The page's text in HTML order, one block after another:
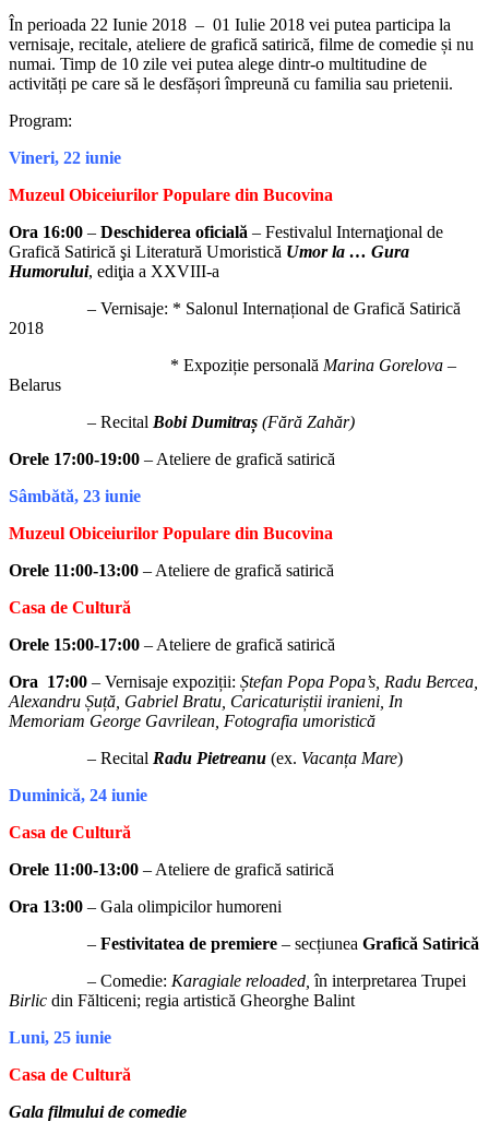
În perioada 22 Iunie 2018 – 01 Iulie 2018 vei putea participa la
vernisaje, recitale, ateliere de grafică satirică, filme de comedie și nu
numai. Timp de 10 zile vei putea alege dintr-o multitudine de
activități pe care să le desfășori împreună cu familia sau prietenii.
Program:
Vineri, 22 iunie
Muzeul Obiceiurilor Populare din Bucovina
Ora 16:00 – Deschiderea oficială – Festivalul Internaţional de
Grafică Satirică şi Literatură Umoristică Umor la … Gura
Humorului, ediţia a XXVIII-a
– Vernisaje: * Salonul Internațional de Grafică Satirică
2018
* Expoziție personală Marina Gorelova –
Belarus
– Recital Bobi Dumitraș (Fără Zahăr)
Orele 17:00-19:00 – Ateliere de grafică satirică
Sâmbătă, 23 iunie
Muzeul Obiceiurilor Populare din Bucovina
Orele 11:00-13:00 – Ateliere de grafică satirică
Casa de Cultură
Orele 15:00-17:00 – Ateliere de grafică satirică
Ora 17:00 – Vernisaje expoziții: Ștefan Popa Popa’s, Radu Bercea,
Alexandru Șuță , Gabriel Bratu, Caricaturiștii iranieni, In
Memoriam George Gavrilean, Fotografia umoristică
– Recital Radu Pietreanu (ex. Vacanța Mare)
Duminică, 24 iunie
Casa de Cultură
Orele 11:00-13:00 – Ateliere de grafică satirică
Ora 13:00 – Gala olimpicilor humoreni
– Festivitatea de premiere – secțiunea Grafică Satirică
– Comedie: Karagiale reloaded,în interpretarea Trupei
Birlic din Fălticeni; regia artistică Gheorghe Balint
Luni, 25 iunie
Casa de Cultură
Gala filmului de comedie